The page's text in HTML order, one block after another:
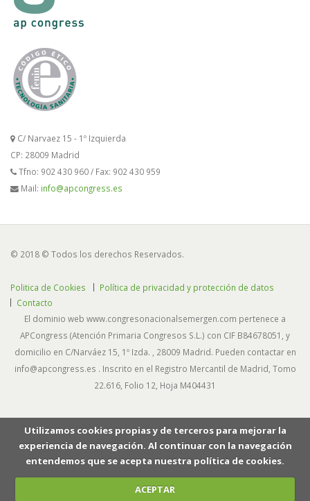
C/ Narvaez 15 - 1º Izquierda
CP: 28009 Madrid
Tfno: 902 430 960 / Fax: 902 430 959
Mail: info@apcongress.es
© 2018 © Todos los derechos Reservados.
Politica de Cookies
Política de privacidad y protección de datos
Contacto
El dominio web www.congresonacionalsemergen.com pertenece a
APCongress (Atención Primaria Congresos S.L.) con CIF B84678051, y
domicilio en C/Narváez 15, 1º Izda. , 28009 Madrid. Pueden contactar en
info@apcongress.es . Inscrito en el Registro Mercantil de Madrid, Tomo
22.616, Folio 12, Hoja M404431
Utilizamos cookies propias y de terceros para mejorar la
experiencia de navegación. Al continuar con la navegación
entendemos que se acepta nuestra política de cookies.
ACEPTAR